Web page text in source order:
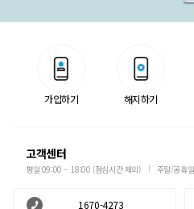
가입하기 해지하기
고객센터
평일 09:00 ~ 18:00 (점심시간 제외) 주말/공휴
1670-4273